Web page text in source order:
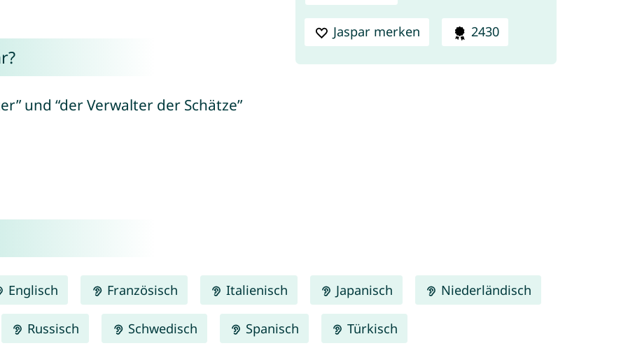
Jaspar merken 2430
und “der Verwalter der Schätze”
Englisch Französisch Italienisch Japanisch Niederländisch
Russisch Schwedisch Spanisch Türkisch